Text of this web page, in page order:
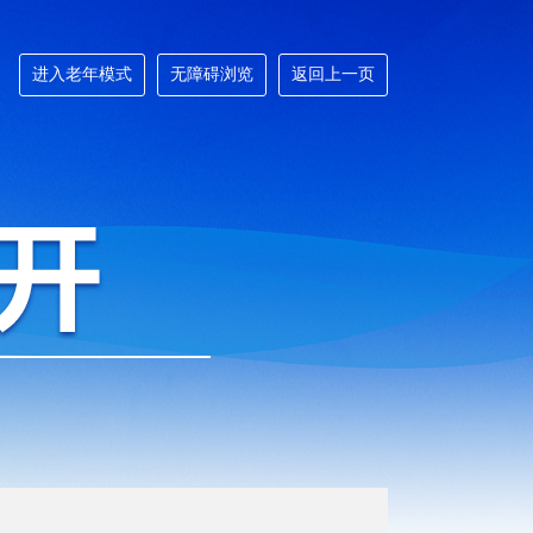
返回上一页
无障碍浏览
进入老年模式